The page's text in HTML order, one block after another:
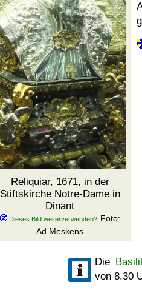
Reliquiar, 1671, in der
Stiftskirche Notre-Damein
Dinant
Foto:
Ad Meskens
Die
von 8.30